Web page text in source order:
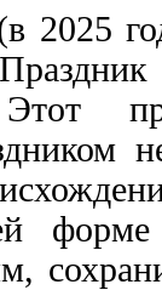
2025
Этот